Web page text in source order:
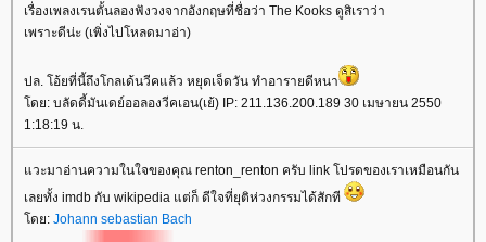
เรื่องเพลงเรนตั้นลองฟังวงจากอังกฤษที่ชื่อว่า The Kooks ดูสิเราว่า
เพราะดีน่ะ (เพิ่งไปโหลดมาอ่า)
ปล. โอ้ยที่นี้ถึงโกลเด้นวีคแล้ว หยุดเจ็ดวัน ทำอารายดีหนา
ดย: บลัดดี้มันเดย์ออลองวีคเอน(เย้) IP: 211.136.200.189 30 เมษายน 2550
1:18:19 น.
วะมาอ่านความในใจของคุณ renton_renton ครับ link โปรดของเราเหมือนกัน
เลยทั้ง imdb กับ wikipedia แต่ก็ ดีใจที่ยุติห่วงกรรมได้สักที
ดย: Johann sebastian Bach